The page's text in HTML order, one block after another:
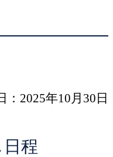
：2025年10月30日
程